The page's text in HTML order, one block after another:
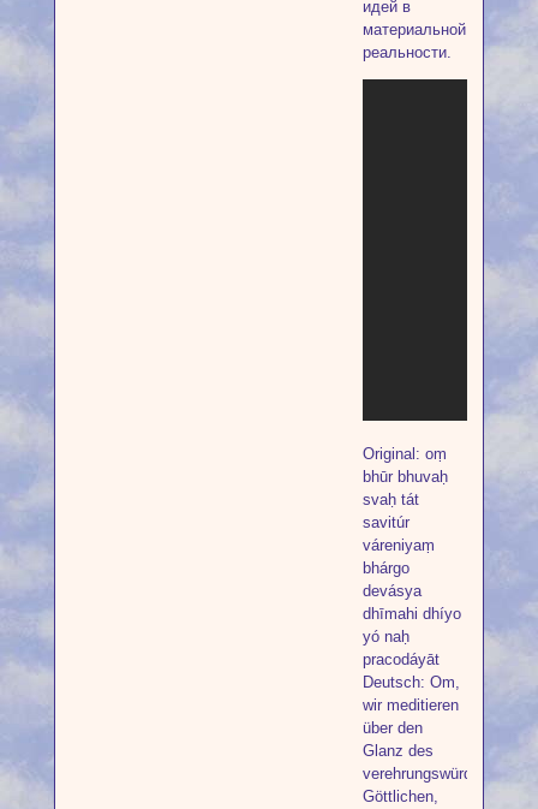
идей в
материальной
реальности.
Original: oṃ
bhūr bhuvaḥ
svaḥ tát
savitúr
váreniyaṃ
bhárgo
devásya
dhīmahi dhíyo
yó naḥ
pracodáyāt
Deutsch: Om,
wir meditieren
über den
Glanz des
verehrungswürdigen
Göttlichen,